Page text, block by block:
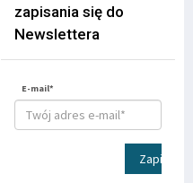
zapisania się do
Newslettera
E-mail*
Zapisz